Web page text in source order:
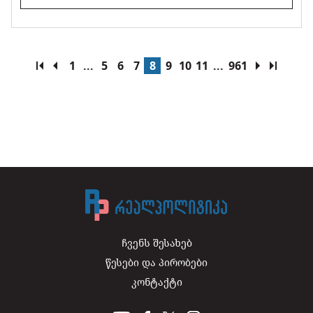
1 ... 5 6 7 8 9 10 11 ... 961
ჩვენს შესახებ
წესები და პირობები
კონტაქტი